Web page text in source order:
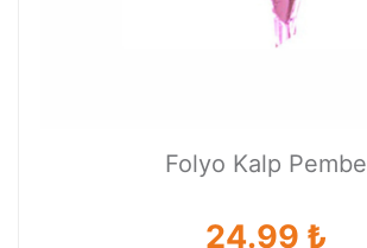
Folyo Kalp Pembe
24.99 ₺